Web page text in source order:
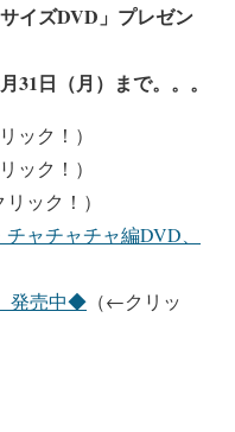
イズDVD」プレゼン
31日（月）まで。。。
ック！）
ック！）
リック！）
ャチャチャ編DVD、
発売中◆ （←クリッ